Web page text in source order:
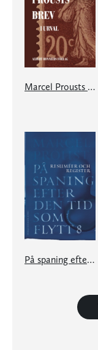
Marcel Prousts brev
På spaning efter den tid som flytt. VIII